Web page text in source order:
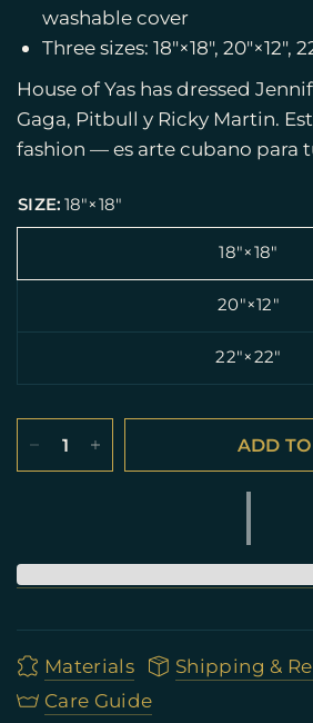
washable cover
Three sizes: 18″×18″, 20″×12″,
House of Yas has dressed
Gaga, Pitbull y Ricky Martin.
fashion — es arte cubano para
SIZE: 18″×18″
18″×18″
20″×12″
22″×22″
ADD
Materials
Shipping &
Care Guide